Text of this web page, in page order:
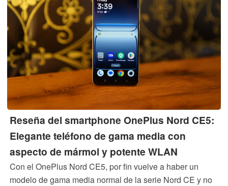
Reseña del smartphone OnePlus Nord CE5:
Elegante teléfono de gama media con
aspecto de mármol y potente WLAN
Con el OnePlus Nord CE5, por fin vuelve a haber un
modelo de gama media normal de la serie Nord CE y no